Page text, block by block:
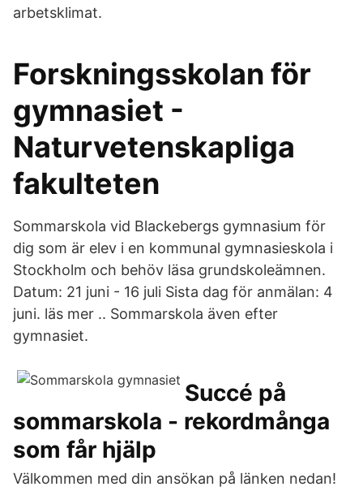
arbetsklimat.
Forskningsskolan för
gymnasiet -
Naturvetenskapliga
fakulteten
Sommarskola vid Blackebergs gymnasium för
dig som är elev i en kommunal gymnasieskola i
Stockholm och behöv läsa grundskoleämnen.
Datum: 21 juni - 16 juli Sista dag för anmälan: 4
juni. läs mer .. Sommarskola även efter
gymnasiet.
Succé på
sommarskola - rekordmånga
som får hjälp
Välkommen med din ansökan på länken nedan!